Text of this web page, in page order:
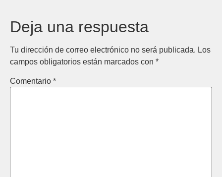
Deja una respuesta
Tu dirección de correo electrónico no será publicada. Los
campos obligatorios están marcados con *
Comentario *